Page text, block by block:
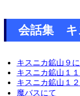
会話集 キ
キスニカ鉱山９
キスニカ鉱山１
キスニカ鉱山１
魔バスにて